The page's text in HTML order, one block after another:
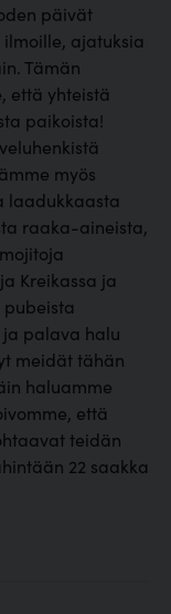
päivät
ajatuksia
Tämän
että yhteistä
paikoista!
myös
laadukkaasta
raaka-aineista,
Kreikassa ja
ja palava halu
meidät tähän
haluamme
että
teidän
22 saakka